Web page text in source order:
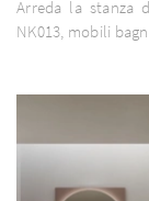
Arreda la stanza
NK013, mobili